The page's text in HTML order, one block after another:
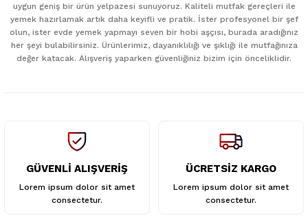
Ürün resmi kalitesiz, bozuk veya görüntülenemiyor.
Ürün bilgilerinde hatalar bulunuyor.
Ürün fiyatı diğer sitelerden daha pahalı.
uygun geniş bir ürün yelpazesi sunuyoruz. Kaliteli mutfak gereçleri ile
yemek hazırlamak artık daha keyifli ve pratik. İster profesyonel bir şef
olun, ister evde yemek yapmayı seven bir hobi aşçısı, burada aradığınız
her şeyi bulabilirsiniz. Ürünlerimiz, dayanıklılığı ve şıklığı ile mutfağınıza
değer katacak. Alışveriş yaparken güvenliğiniz bizim için önceliklidir.
GÜVENLİ ALIŞVERİŞ
Lorem ipsum dolor sit amet
consectetur.
ÜCRETSİZ KARGO
Lorem ipsum dolor sit amet
consectetur.